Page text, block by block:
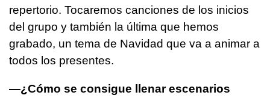
repertorio. Tocaremos canciones de los inicios
del grupo y también la última que hemos
grabado, un tema de Navidad que va a animar a
todos los presentes.
—¿Cómo se consigue llenar escenarios